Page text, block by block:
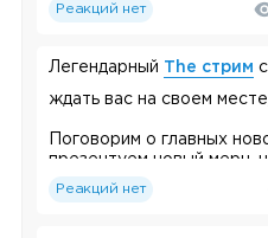
Реакций нет
Легендарный The стрим с
ждать вас на своем
Поговорим о главных
презентуем новый мерч,
день, когда к нам на
Реакций нет